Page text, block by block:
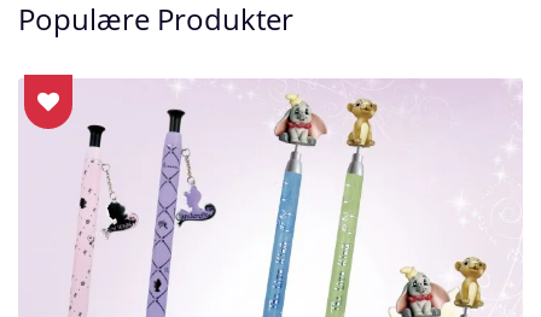
Populære Produkter